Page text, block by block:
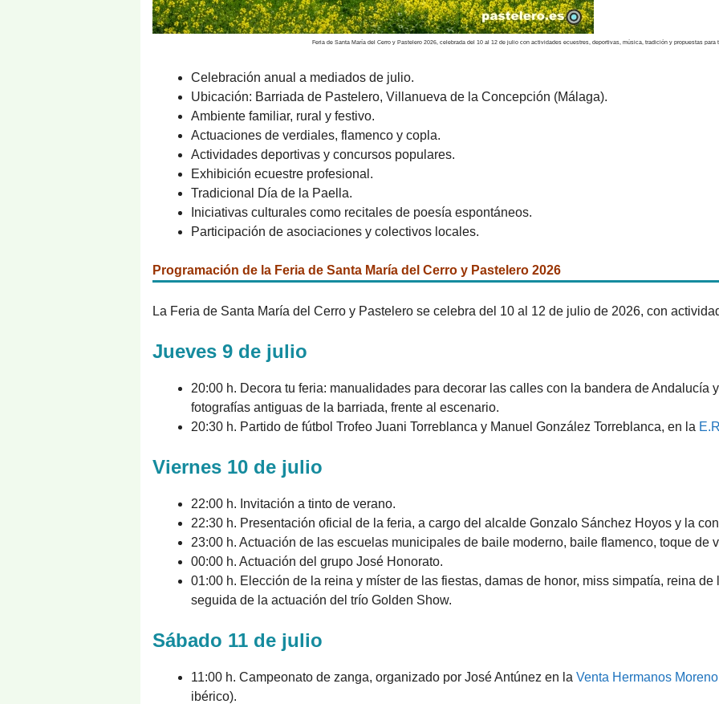
Feria de Santa María del Cerro y Pastelero 2026, celebrada del 10 al 12 de julio con actividades ecuestres, deportivas, música, tradición y propuestas para
Celebración anual a mediados de julio.
Ubicación: Barriada de Pastelero, Villanueva de la Concepción (Málaga).
Ambiente familiar, rural y festivo.
Actuaciones de verdiales, flamenco y copla.
Actividades deportivas y concursos populares.
Exhibición ecuestre profesional.
Tradicional Día de la Paella.
Iniciativas culturales como recitales de poesía espontáneos.
Participación de asociaciones y colectivos locales.
Programación de la Feria de Santa María del Cerro y Pastelero 2026
La Feria de Santa María del Cerro y Pastelero se celebra del 10 al 12 de julio de 2026, con
Jueves 9 de julio
20:00 h. Decora tu feria: manualidades para decorar las calles con la bandera de Andalucía
fotografías antiguas de la barriada, frente al escenario.
20:30 h. Partido de fútbol Trofeo Juani Torreblanca y Manuel González Torreblanca, en la
Viernes 10 de julio
22:00 h. Invitación a tinto de verano.
22:30 h. Presentación oficial de la feria, a cargo del alcalde Gonzalo Sánchez Hoyos y la
23:00 h. Actuación de las escuelas municipales de baile moderno, baile flamenco, toque de
00:00 h. Actuación del grupo José Honorato.
01:00 h. Elección de la reina y míster de las fiestas, damas de honor, miss simpatía, reina
seguida de la actuación del trío Golden Show.
Sábado 11 de julio
11:00 h. Campeonato de zanga, organizado por José Antúnez en la Venta Hermanos Moreno
ibérico).